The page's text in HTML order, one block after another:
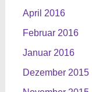
April 2016
Februar 2016
Januar 2016
Dezember 2015